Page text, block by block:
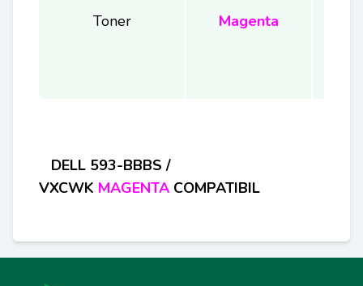
Toner Magenta
DELL 593-BBBS /
VXCWK MAGENTA COMPATIBIL